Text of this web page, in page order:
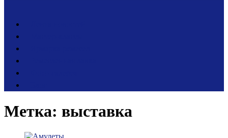
Метка: выставка